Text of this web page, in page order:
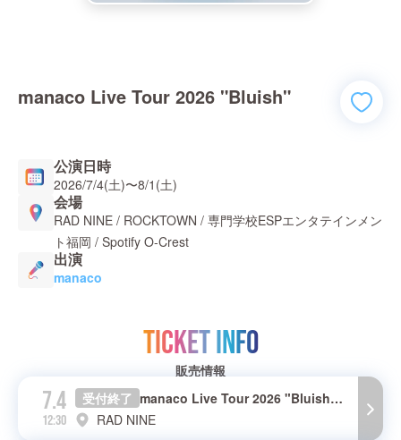
manaco Live Tour 2026 "Bluish"
公演日時
2026/7/4(土)〜8/1(土)
会場
RAD NINE / ROCKTOWN / 専門学校ESPエンタテインメン
ト福岡 / Spotify O-Crest
出演
manaco
TICKET INFO
販売情報
7.4
12:30
受付終了
manaco Live Tour 2026 "Bluish" 愛知公演
RAD NINE